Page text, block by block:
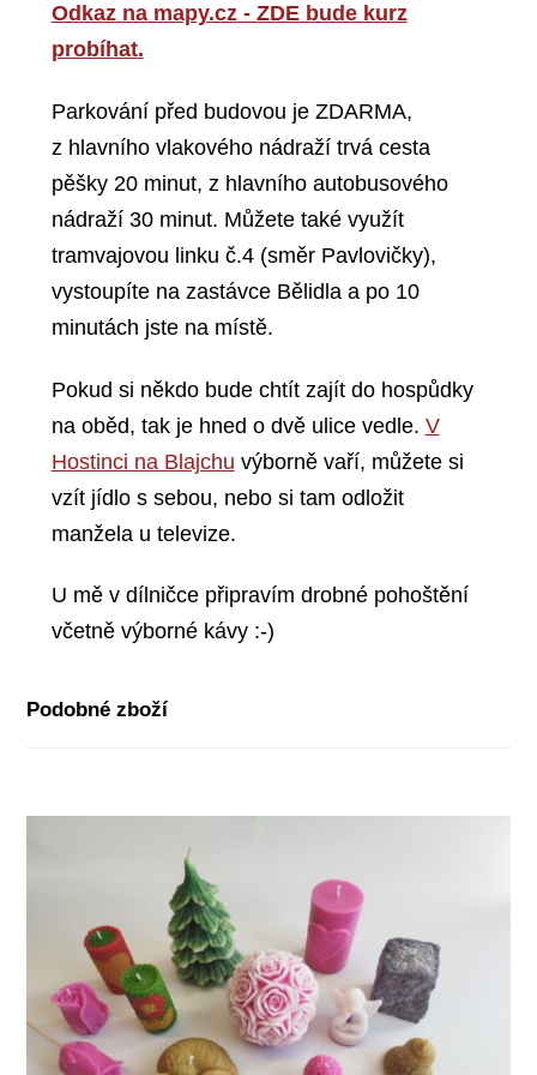
Odkaz na mapy.cz - ZDE bude kurz
probíhat.
Parkování před budovou je ZDARMA,
z hlavního vlakového nádraží trvá cesta
pěšky 20 minut, z hlavního autobusového
nádraží 30 minut. Můžete také využít
tramvajovou linku č.4 (směr Pavlovičky),
vystoupíte na zastávce Bělidla a po 10
minutách jste na místě.
Pokud si někdo bude chtít zajít do hospůdky
na oběd, tak je hned o dvě ulice vedle. V
Hostinci na Blajchu výborně vaří, můžete si
vzít jídlo s sebou, nebo si tam odložit
manžela u televize.
U mě v dílničce připravím drobné pohoštění
včetně výborné kávy :-)
Podobné zboží